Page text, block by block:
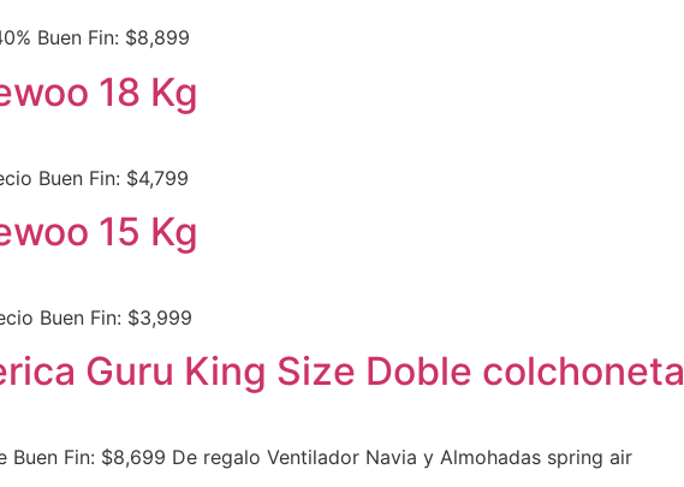
Buen Fin: $8,899
18 Kg
Buen Fin: $4,799
15 Kg
Buen Fin: $3,999
Guru King Size Doble colchoneta
Buen Fin: $8,699 De regalo Ventilador Navia y Almohadas spring air